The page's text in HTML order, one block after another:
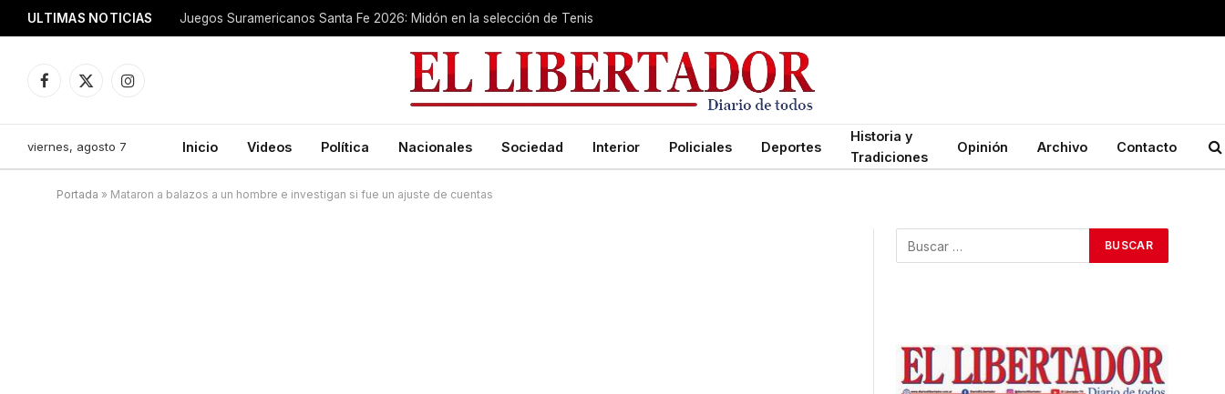
ULTIMAS NOTICIAS Juegos Suramericanos Santa Fe 2026: Midón en la selección de Tenis
Facebook
X
Instagram
viernes, agosto 7 Inicio Videos Política Nacionales Sociedad Interior Policiales Deportes
Historia y
Tradiciones
Opinión Archivo Contacto
Portada » Mataron a balazos a un hombre e investigan si fue un ajuste de cuentas